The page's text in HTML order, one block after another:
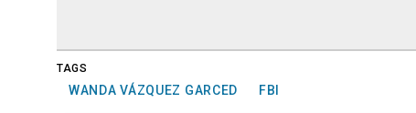
TAGS
WANDA VÁZQUEZ GARCED FBI